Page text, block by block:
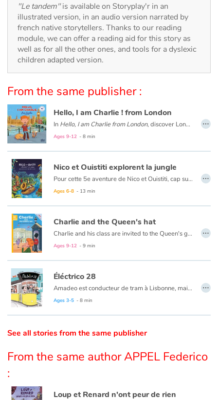
With the family
Daily life and hobbies
At school
Festivals and events
Love and friendship
Social issues
Emotions and feelings
Formats and illustrations
Catalogue anglais
Contraste +
Help
Home
Family
Videos & Tutorials
"Le tandem"is available on Storyplay'r in an
illustrated version, in an audio version narrated by
french native storytellers. Thanks to our reading
module, we can offer a reading aid for this story as
well as for all the other ones, and tools for a dyslexic
children adapted version.
From the same publisher :
Hello, I am Charlie ! from London
In Hello, I am Charlie from London, discover London with Charlie, an eight-year-old English boy. Meet his family and friends, visit his school and his city with Big Ben, double-decker buses, Buckingham Palace...
Ages 9-12 - 8 min
…
Nico et Ouistiti explorent la jungle
Pour cette 5e aventure de Nico et Ouistiti, cap sur la jungle ! À bord de leur magnifique barque à tête de lion tout juste terminée, nos deux intrépides explorateurs partent au Pays des Masques où, selon le cousin de Ouistiti, se prépare une grande fête. Mais dès leur arrivée dans la jungle, ils sont emmenés par un groupe d’hommes masqués et présentés au Grand Sorcier qui leur confie une mission, croyant avoir affaire à deux sorciers plus grands que lui : retrouver le Masque qui apporte la Pluie, tout juste volé par une terrible sorcière. Ni une ni deux, Nico et Ouistiti répondent présent même s’ils ont un peu la trouille…mais la grande fête aura bien lieu si toutefois ils rapportent le précieux sésame !
Ages 6-8 - 13 min
…
Charlie and the Queen's hat
Charlie and his class are invited to the Queen's garden party. Everyone dresses up and a bus takes them to Buckingham Palace. The Queen nally arrives, but the wind blows her hat away! A crazy search begins...
Ages 9-12 - 9 min
…
Éléctrico 28
Amadeo est conducteur de tram à Lisbonne, mais pas un conducteur de tram comme les autres. Dans son Éléctrico 28, c’est le grand bonheur : les gens tombent tous amoureux grâce à sa panoplie de manœuvres habiles et amusantes. Tous ? Sauf Amadeo lui-même, qui a pourtant un cœur grand comme ça… Au bout de sa course, le conducteur de ce tramway emblématique de la capitale portugaise trouvera-t-il sa dulcinée ?
Ages 3-5 - 8 min
…
See all stories from the same publisher
From the same author APPEL Federico
:
Loup et Renard n'ont peur de rien